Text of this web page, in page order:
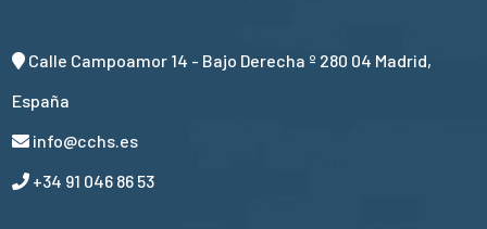
Calle Campoamor 14 - Bajo Derecha º 280 04 Madrid,
España
info@cchs.es
+34 91 046 86 53